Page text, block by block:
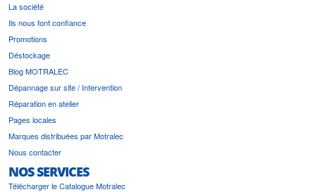
La société
Ils nous font confiance
Promotions
Déstockage
Blog MOTRALEC
Dépannage sur site / Intervention
Réparation en atelier
Pages locales
Marques distribuées par Motralec
Nous contacter
NOS SERVICES
Télécharger le Catalogue Motralec